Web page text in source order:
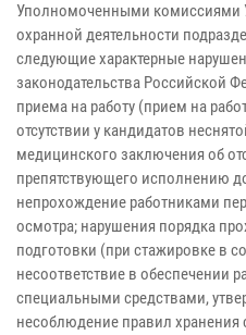
Уполномоченными комиссиями
охранной деятельности
следующие характерные
законодательства Российской
приема на работу (прием на
отсутствии у кандидатов
медицинского заключения об
препятствующего исполнению
непрохождение работниками
осмотра; нарушения порядка
подготовки (при стажировке в
несоответствие в обеспечении
специальными средствами,
несоблюдение правил хранения